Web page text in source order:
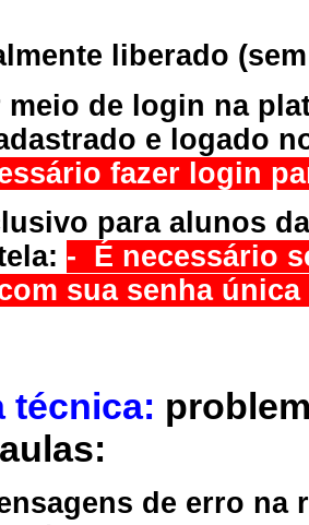
liberado
meio de login na
e logado
fazer login
para alunos
- É necessário
sua senha
técnica:
de erro